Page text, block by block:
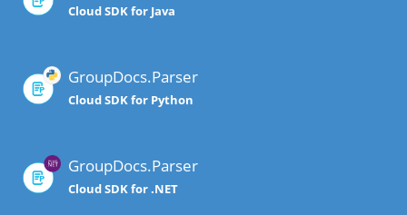
Cloud SDK for Java
GroupDocs.Parser
Cloud SDK for Python
GroupDocs.Parser
Cloud SDK for .NET